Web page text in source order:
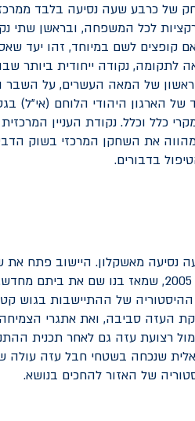
של כרבע שעה נסיעה בלבד
לכל המשפחה, ובראשן שתי
אם קופצים לשם במיוחד, זהו יעד
לתקומה, נקודה ייחודית ביותר
של המאה העשרים, על השבר
של הארגון היהודי הלוחם (אי"ל)
כלל וכלל. נקודת העניין
מהווה את השחקן המרכזי בשוק
בדבורים.
נסיעה מאשקלון. היישוב פתח
בתכנית ההתנתקות בשנת 2005, שמאז בנו
של ההתיישבות בגוש
העזה סביבה, ואת אתגרי הצמיחה
רצועת עזה גם לאחר תכנית
שנכחה בשטחי חבל עזה עולה
של האזור להחכים בנושא.